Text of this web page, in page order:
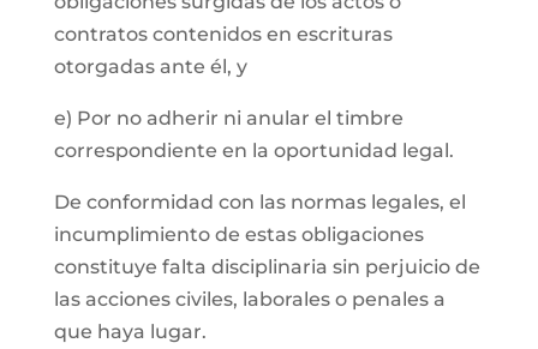
contratos contenidos en escrituras
otorgadas ante él, y
e) Por no adherir ni anular el timbre
correspondiente en la oportunidad legal.
De conformidad con las normas legales, el
incumplimiento de estas obligaciones
constituye falta disciplinaria sin perjuicio de
las acciones civiles, laborales o penales a
que haya lugar.